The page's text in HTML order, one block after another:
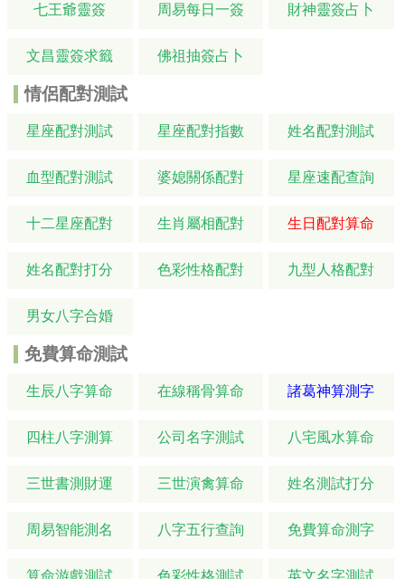
七王爺靈簽 周易每日一簽 財神靈簽占卜
文昌靈簽求籤 佛祖抽簽占卜
情侶配對測試
星座配對測試 星座配對指數 姓名配對測試
血型配對測試 婆媳關係配對 星座速配查詢
十二星座配對 生肖屬相配對 生日配對算命
姓名配對打分 色彩性格配對 九型人格配對
男女八字合婚
免費算命測試
生辰八字算命 在線稱骨算命 諸葛神算測字
四柱八字測算 公司名字測試 八宅風水算命
三世書測財運 三世演禽算命 姓名測試打分
周易智能測名 八字五行查詢 免費算命測字
算命游戲測試 色彩性格測試 英文名字測試